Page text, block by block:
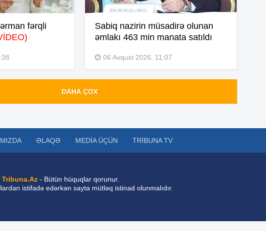
fərqli
Sabiq nazirin müsadirə olunan
əmlakı 463 min manata satıldı
06 Avqust 2026, 11:07
DAHA ÇOX
ƏLAQƏ MEDIA ÜÇÜN TRIBUNA TV
Tribuna.Az - Bütün hüquqlar qorunur.
istifadə edərkən sayta mütləq istinad olunmalıdır.